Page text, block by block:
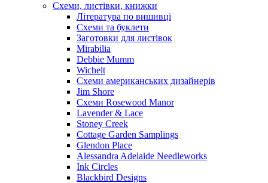
Схеми, листівки, книжки
Література по вишивці
Схеми та буклети
Заготовки для листівок
Mirabilia
Debbie Mumm
Wichelt
Схеми американських дизайнерів
Jim Shore
Cхеми Rosewood Manor
Lavender & Lace
Stoney Creek
Cottage Garden Samplings
Glendon Place
Alessandra Adelaide Needleworks
Ink Circles
Blackbird Designs